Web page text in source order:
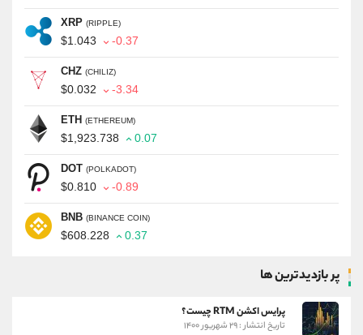
XRP (RIPPLE)
$1.043 -0.37
CHZ (CHILIZ)
$0.032 -3.34
ETH (ETHEREUM)
$1,923.738 0.07
DOT (POLKADOT)
$0.810 -0.89
BNB (BINANCE COIN)
$608.228 0.37
پر بازدیدترین ها
پرایس اکشن RTM چیست؟
تاریخ انتشار : ۲۹ شهریور ۱۴۰۰